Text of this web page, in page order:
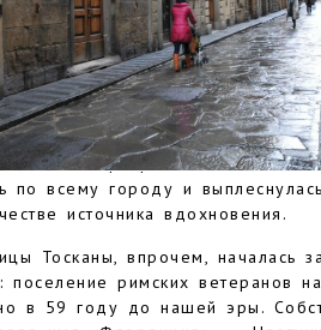
собственно, как в области
шедевров литературы и
Винчи, Петрарка, Джованни
все они отсюда. Именно
которую до тех пор
и в сфере архитектуры —
флорентийскими
по всему городу и
источника вдохновения.
Тосканы, впрочем, началась
поселение римских ветеранов
в 59 году до нашей эры.